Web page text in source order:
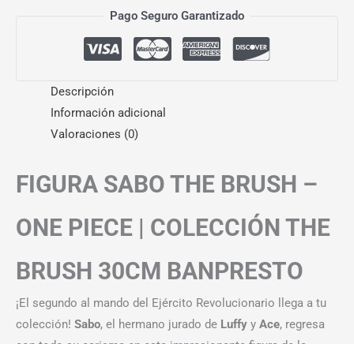
Pago Seguro Garantizado
Descripción
Información adicional
Valoraciones (0)
FIGURA SABO THE BRUSH –
ONE PIECE | COLECCIÓN THE
BRUSH 30CM BANPRESTO
¡El segundo al mando del Ejército Revolucionario llega a tu
colección! Sabo, el hermano jurado de Luffy y Ace, regresa